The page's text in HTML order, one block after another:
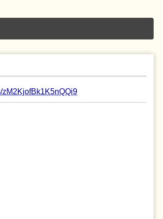
zM2KjofBk1K5nQQi9